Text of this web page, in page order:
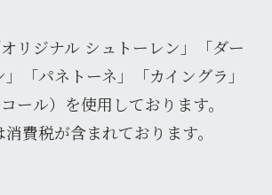
リジナル シュトーレン」「ダー
「パネトーネ」「カイングラ」
ール）を使用しております。
費税が含まれております。